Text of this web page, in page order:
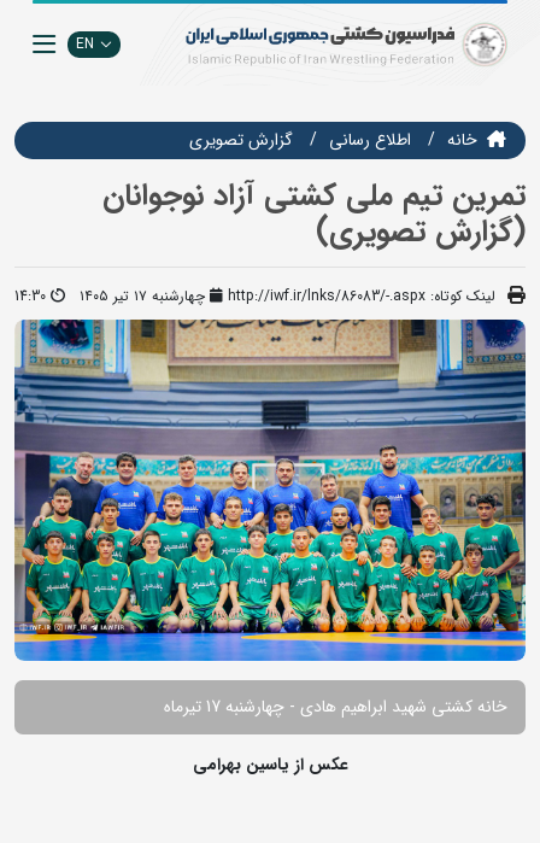
EN
خانه اطلاع رسانی گزارش تصويري
تمرین تیم ملی کشتی آزاد نوجوانان
(گزارش تصویری)
لینک کوتاه: http://iwf.ir/lnks/86083/-.aspx چهارشنبه ۱۷ تیر ۱۴۰۵ 14:30
خانه کشتی شهید ابراهیم هادی - چهارشنبه 17 تیرماه
عکس از یاسین بهرامی